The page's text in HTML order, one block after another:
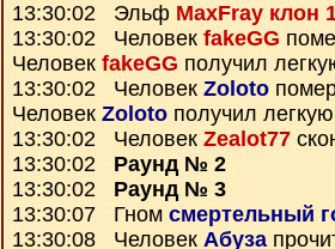
13:30:02 Эльф MaxFray клон
13:30:02 Человек fakeGG
Человек fakeGG получил
13:30:02 Человек Zoloto
Человек Zoloto получил
13:30:02 Человек Zealot77
13:30:02 Раунд № 2
13:30:02 Раунд № 3
13:30:07 Гном смертельный
13:30:08 Человек Абуза